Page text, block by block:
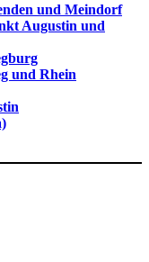
und Meindorf
Augustin und
und Rhein